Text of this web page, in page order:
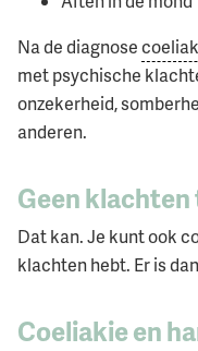
Na de diagnose
met psychische
onzekerheid,
anderen.
Geen
Dat kan. Je kunt ook
klachten hebt. Er is
Coeliakie en